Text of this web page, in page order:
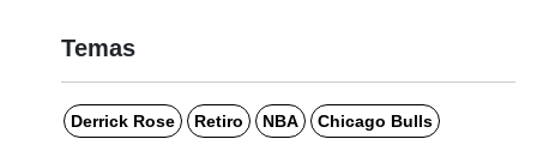
Temas
Derrick Rose Retiro NBA Chicago Bulls